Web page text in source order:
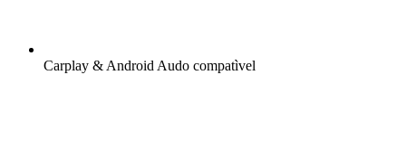
Carplay & Android Audo compatìvel